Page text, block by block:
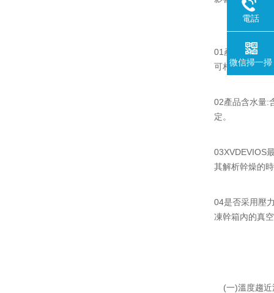
01產品的品種:
可相應縮短。
02產品含水量:
定。
03XVDEVIOS
其解析幹燥的
04是否采用壓
凍幹箱內的真
(一)溫度趨近
電話
微信掃一掃